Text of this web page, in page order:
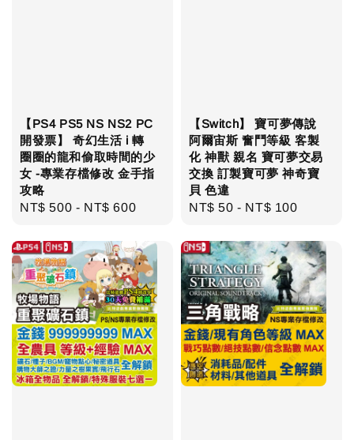
【PS4 PS5 NS NS2 PC
開發票】 奇幻生活 i 轉
圈圈的龍和偷取時間的少
女 -專業存檔修改 金手指
攻略
Regular
NT$ 500 - NT$ 600
【Switch】 寶可夢傳說
阿爾宙斯 奮鬥等級 客製
化 神獸 親名 寶可夢交易
交換 訂製寶可夢 神奇寶
貝 色違
Regular
NT$ 50 - NT$ 100